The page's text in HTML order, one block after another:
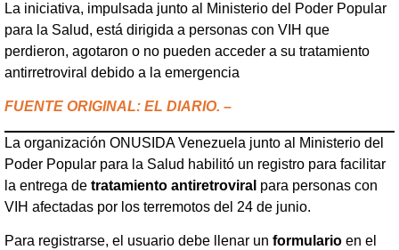
La iniciativa, impulsada junto al Ministerio del Poder Popular
para la Salud, está dirigida a personas con VIH que
perdieron, agotaron o no pueden acceder a su tratamiento
antirretroviral debido a la emergencia
FUENTE ORIGINAL: EL DIARIO. –
La organización ONUSIDA Venezuela junto al Ministerio del
Poder Popular para la Salud habilitó un registro para facilitar
la entrega de tratamiento antiretroviral para personas con
VIH afectadas por los terremotos del 24 de junio.
Para registrarse, el usuario debe llenar un formulario en el